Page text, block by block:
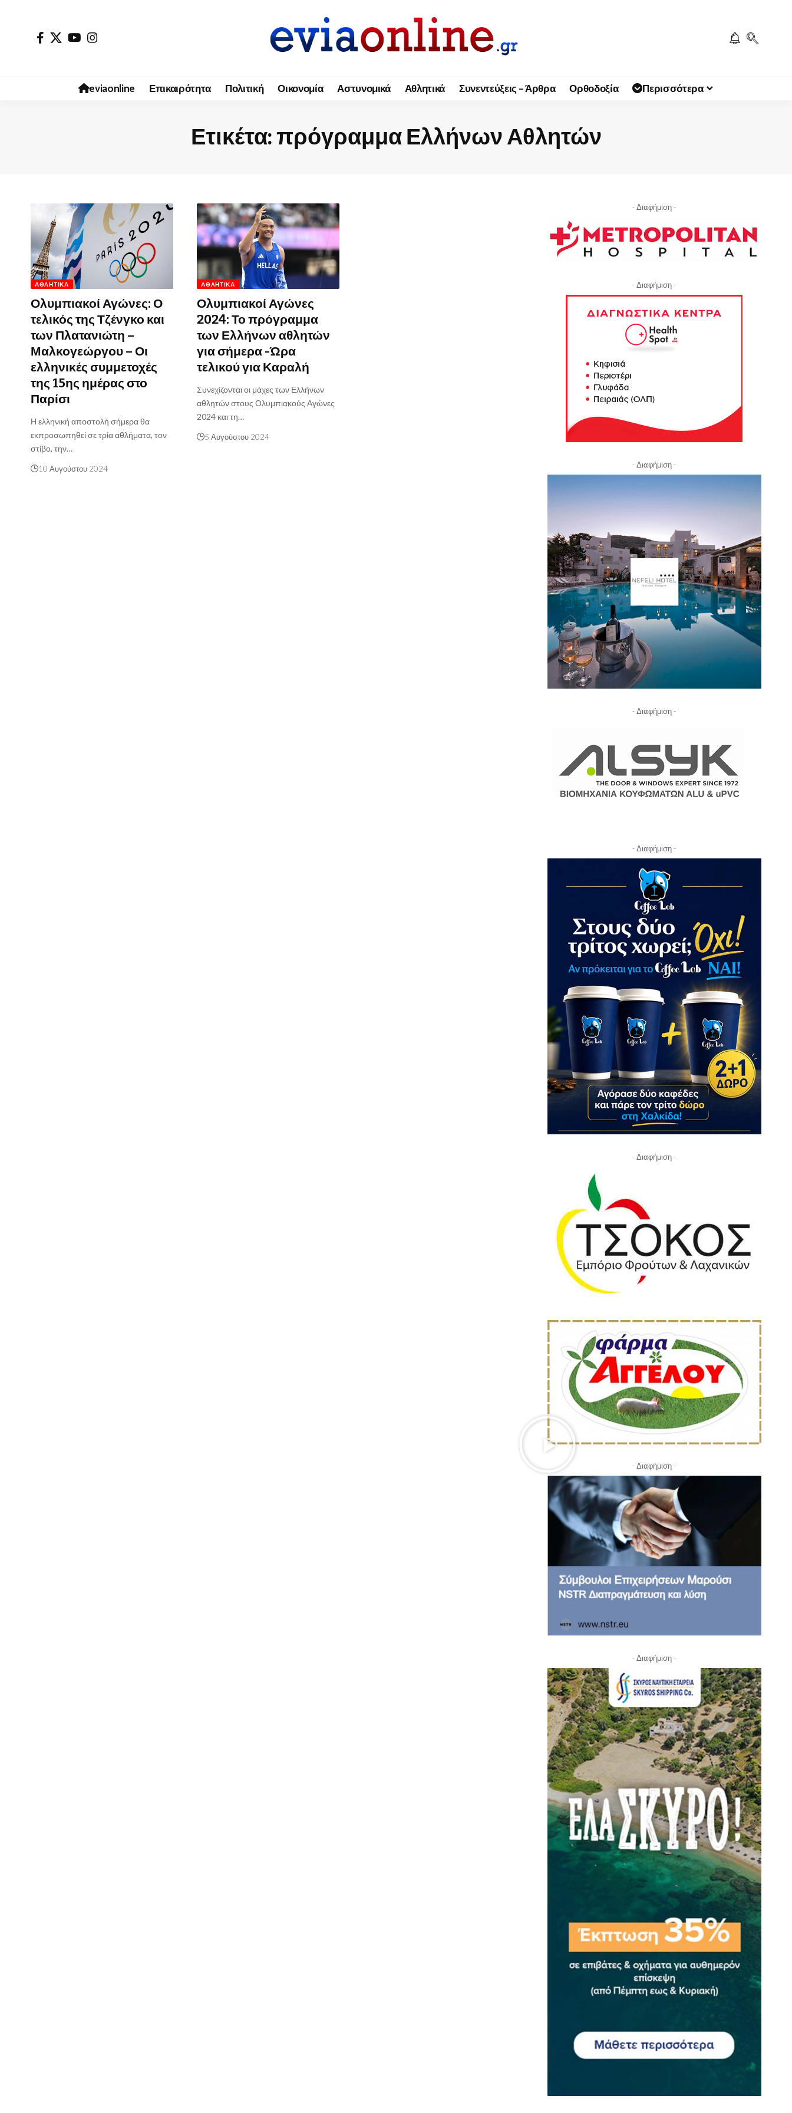
eviaonline Επικαιρότητα Πολιτική Οικονομία Αστυνομικά Αθλητικά Συνεντεύξεις – Άρθρα Ορθοδοξία Περισσότερα
Ετικέτα:πρόγραμμα Ελλήνων Αθλητών
ΑΘΛΗΤΙΚΆ
Ολυμπιακοί Αγώνες: Ο
τελικός της Τζένγκο και
των Πλατανιώτη –
Μαλκογεώργου – Οι
ελληνικές συμμετοχές
της 15ης ημέρας στο
Παρίσι
Η ελληνική αποστολή σήμερα θα
εκπροσωπηθεί σε τρία αθλήματα, τον
στίβο, την…
10 Αυγούστου 2024
ΑΘΛΗΤΙΚΆ
Ολυμπιακοί Αγώνες
2024: Το πρόγραμμα
των Ελλήνων αθλητών
για σήμερα -Ώρα
τελικού για Καραλή
Συνεχίζονται οι μάχες των Ελλήνων
αθλητών στους Ολυμπιακούς Αγώνες
2024 και τη…
5 Αυγούστου 2024
- Διαφήμιση -
- Διαφήμιση -
- Διαφήμιση -
- Διαφήμιση -
- Διαφήμιση -
- Διαφήμιση -
- Διαφήμιση -
- Διαφήμιση -